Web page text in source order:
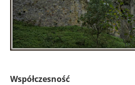
Współczesność